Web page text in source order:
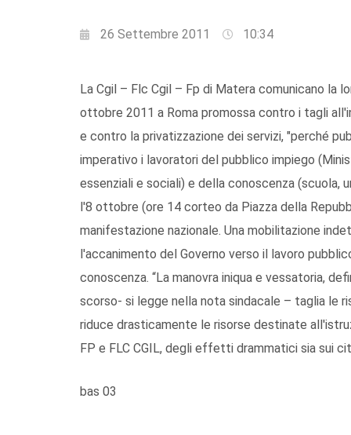
26 Settembre 2011 10:34
La Cgil – Flc Cgil – Fp di Matera comunicano la
ottobre 2011 a Roma promossa contro i tagli
e contro la privatizzazione dei servizi, "perché
imperativo i lavoratori del pubblico impiego
essenziali e sociali) e della conoscenza (scuola,
l'8 ottobre (ore 14 corteo da Piazza della
manifestazione nazionale. Una mobilitazione
l'accanimento del Governo verso il lavoro
conoscenza. “La manovra iniqua e vessatoria,
scorso- si legge nella nota sindacale – taglia le
riduce drasticamente le risorse destinate
FP e FLC CGIL, degli effetti drammatici sia sui
bas 03